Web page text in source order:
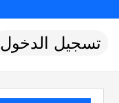
تسجيل الدخول